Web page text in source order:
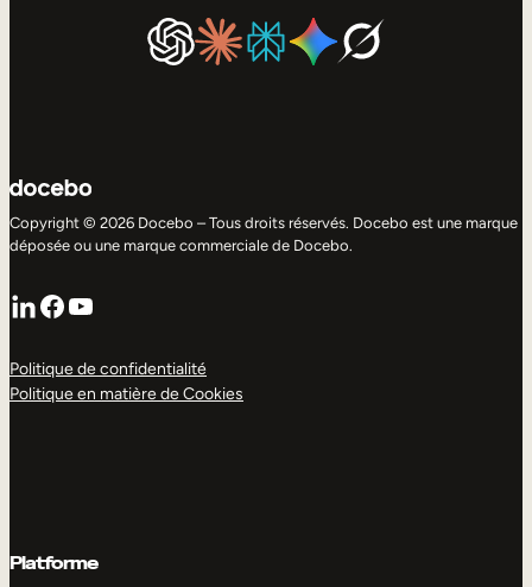
Copyright © 2026 Docebo – Tous droits réservés. Docebo est une marque
déposée ou une marque commerciale de Docebo.
LinkedIn
Facebook
YouTube
Politique de confidentialité
Politique en matière de Cookies
Platforme